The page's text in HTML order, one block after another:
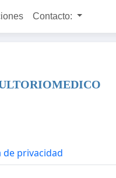
Contacto:
de privacidad